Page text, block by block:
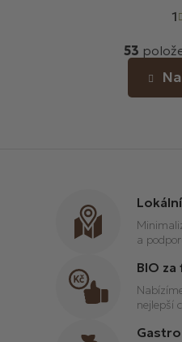
r
1
53
a
BIO
nejlepší